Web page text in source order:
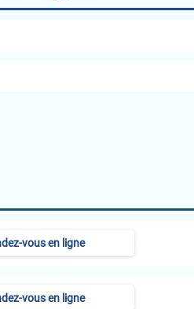
vous en ligne
vous en ligne